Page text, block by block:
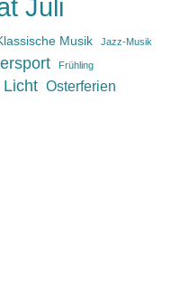
Juli
Musik Jazz-Musik
Frühling
Licht Osterferien